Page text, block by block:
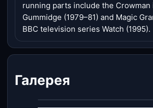
running parts include the Crowman
Gummidge (1979–81) and Magic
BBC television series Watch (1995).
Галерея
‹